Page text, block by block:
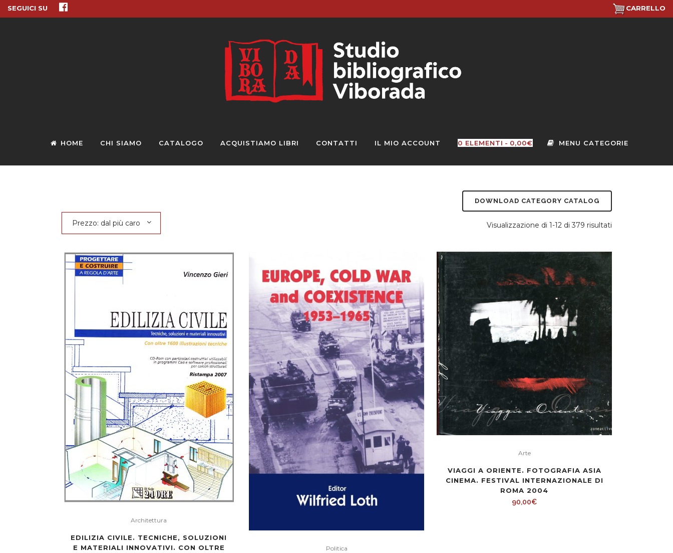
SEGUICI SU CARRELLO
HOME CHI SIAMO CATALOGO ACQUISTIAMO LIBRI CONTATTI IL MIO ACCOUNT 0 ELEMENTI 0,00€
DOWNLOAD CATEGORY CATALOG
Visualizzazione di 1-12 di 379 risultati
dal
Prezzo: dal più caro
Architettura
EDILIZIA CIVILE. TECNICHE, SOLUZIONI
E MATERIALI INNOVATIVI. CON OLTRE
Politica
Arte
VIAGGI A ORIENTE. FOTOGRAFIA ASIA
CINEMA. FESTIVAL INTERNAZIONALE DI
ROMA 2004
90,00€